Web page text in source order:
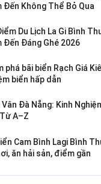
Đến Không Thể Bỏ Qua
Du Lịch La Gi Bình
Đến Đáng Ghé 2026
phá bãi biển Rạch Giá
biển hấp dẫn
Vân Đà Nẵng: Kinh
A–Z
Cam Bình Lagi Bình
ăn hải sản, điểm gần